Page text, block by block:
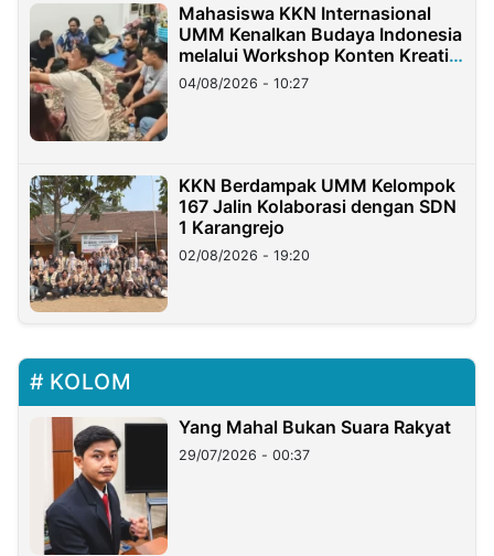
Mahasiswa KKN Internasional
UMM Kenalkan Budaya Indonesia
melalui Workshop Konten Kreatif
di Taiwan
04/08/2026 - 10:27
KKN Berdampak UMM Kelompok
167 Jalin Kolaborasi dengan SDN
1 Karangrejo
02/08/2026 - 19:20
KOLOM
Yang Mahal Bukan Suara Rakyat
29/07/2026 - 00:37